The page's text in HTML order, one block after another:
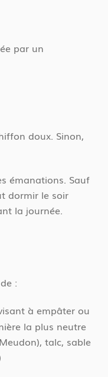
par un
doux. Sinon,
émanations. Sauf
dormir le soir
la journée.
:
à empâter ou
la plus neutre
talc, sable